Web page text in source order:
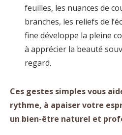
feuilles, les nuances de
branches, les reliefs de
fine développe la pleine
à apprécier la beauté
regard.
Ces gestes simples vous
rythme, à apaiser votre
un bien-être naturel et